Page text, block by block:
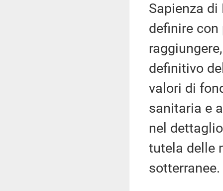
Sapienza
definire
definitivo
valori di
sanitaria e
nel
tutela delle
sotterranee.